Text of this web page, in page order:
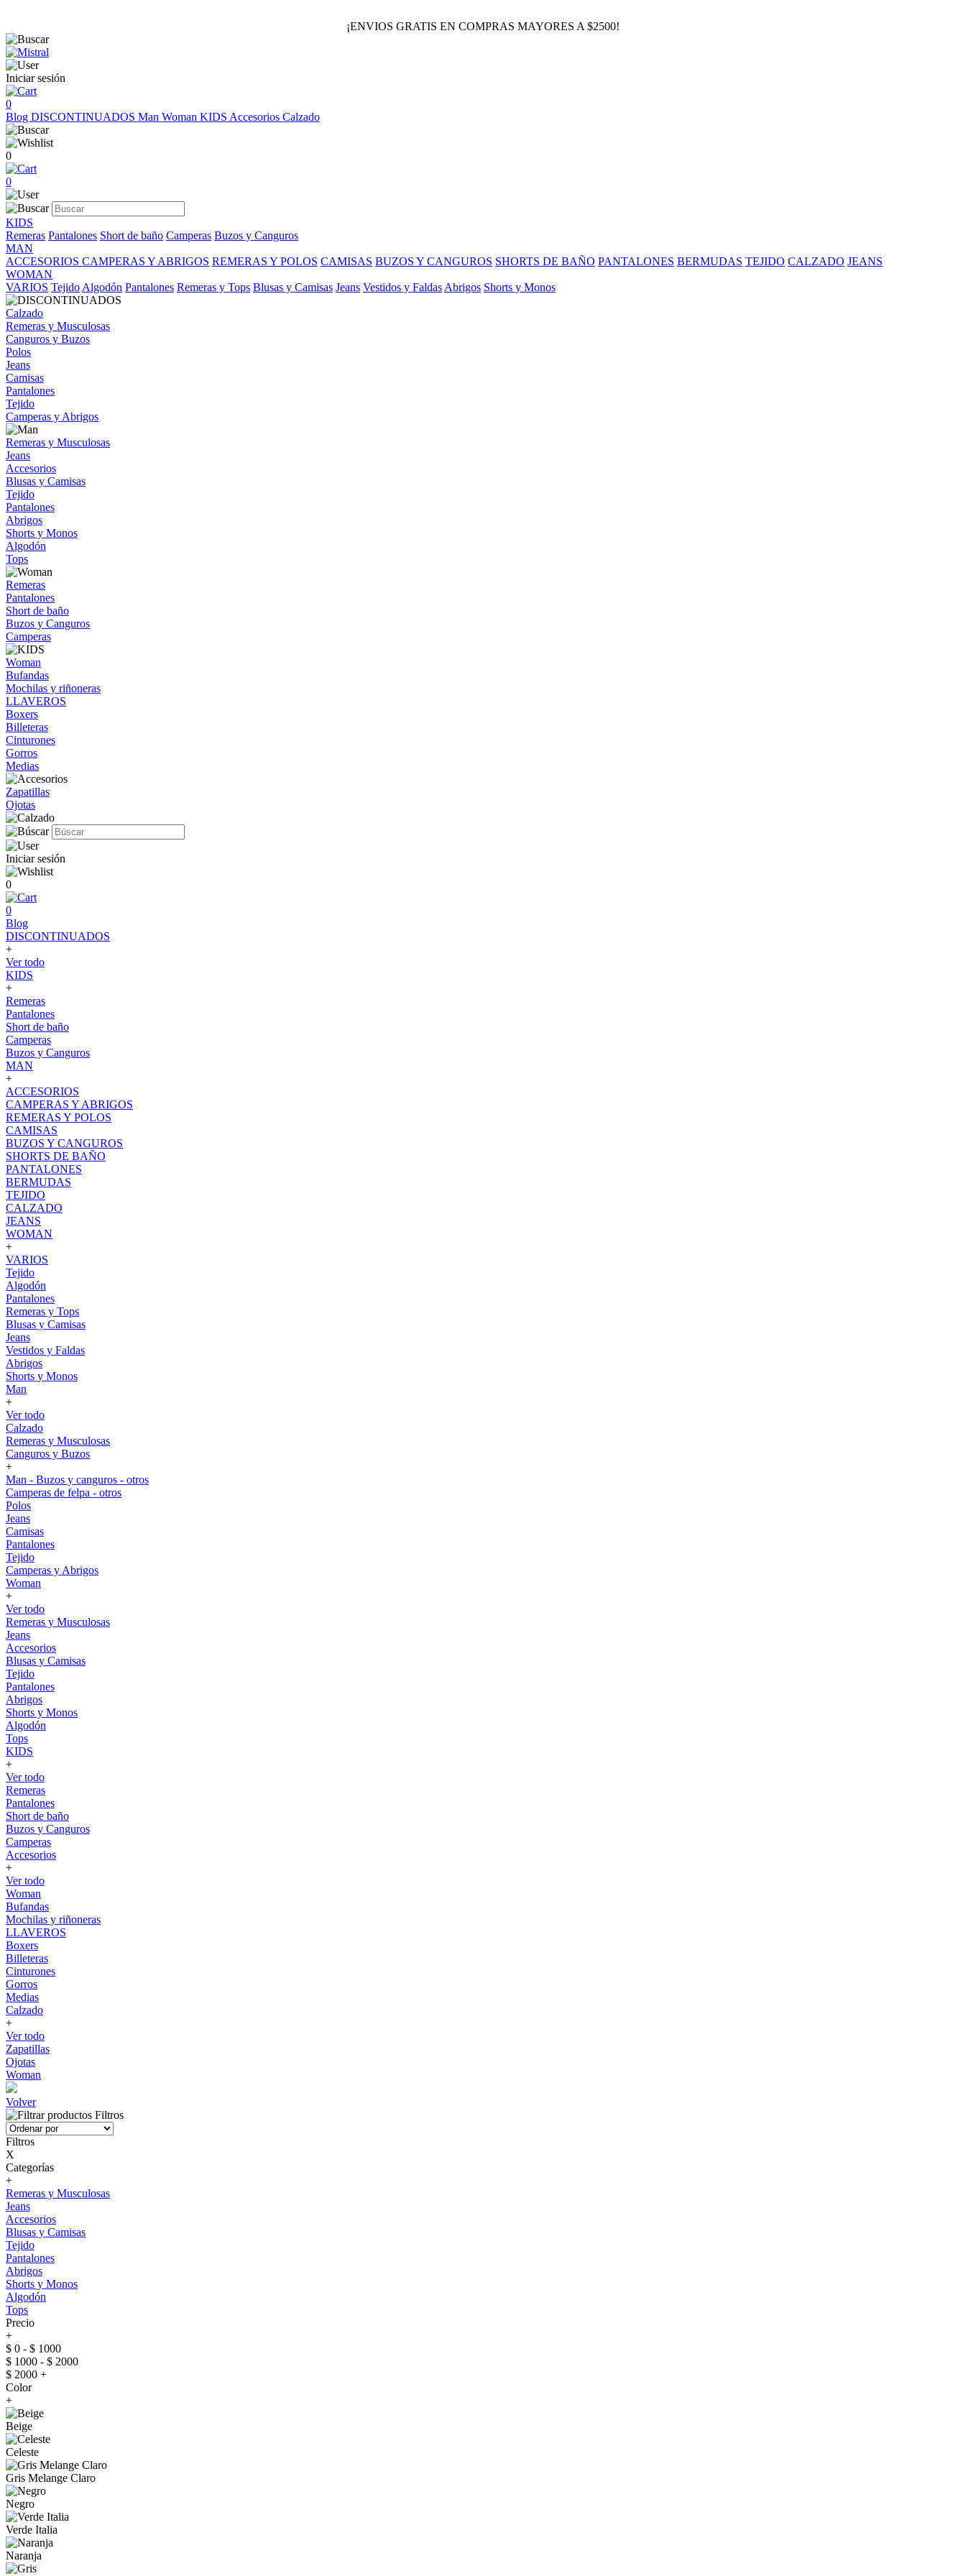
¡ENVIOS GRATIS EN COMPRAS MAYORES A $2500!
Iniciar sesión
0
Blog DISCONTINUADOS Man Woman KIDS Accesorios Calzado
0
0
KIDS
Remeras Pantalones Short de baño Camperas Buzos y Canguros
MAN
ACCESORIOS CAMPERAS Y ABRIGOS REMERAS Y POLOS CAMISAS BUZOS Y CANGUROS SHORTS DE BAÑO PANTALONES BERMUDAS TEJIDO CALZADO JEANS
WOMAN
VARIOS Tejido Algodón Pantalones Remeras y Tops Blusas y Camisas Jeans Vestidos y Faldas Abrigos Shorts y Monos
Calzado
Remeras y Musculosas
Canguros y Buzos
Polos
Jeans
Camisas
Pantalones
Tejido
Camperas y Abrigos
Remeras y Musculosas
Jeans
Accesorios
Blusas y Camisas
Tejido
Pantalones
Abrigos
Shorts y Monos
Algodón
Tops
Remeras
Pantalones
Short de baño
Buzos y Canguros
Camperas
Woman
Bufandas
Mochilas y riñoneras
LLAVEROS
Boxers
Billeteras
Cinturones
Gorros
Medias
Zapatillas
Ojotas
Iniciar sesión
0
0
Blog
DISCONTINUADOS
+
Ver todo
KIDS
+
Remeras
Pantalones
Short de baño
Camperas
Buzos y Canguros
MAN
+
ACCESORIOS
CAMPERAS Y ABRIGOS
REMERAS Y POLOS
CAMISAS
BUZOS Y CANGUROS
SHORTS DE BAÑO
PANTALONES
BERMUDAS
TEJIDO
CALZADO
JEANS
WOMAN
+
VARIOS
Tejido
Algodón
Pantalones
Remeras y Tops
Blusas y Camisas
Jeans
Vestidos y Faldas
Abrigos
Shorts y Monos
Man
+
Ver todo
Calzado
Remeras y Musculosas
Canguros y Buzos
+
Man - Buzos y canguros - otros
Camperas de felpa - otros
Polos
Jeans
Camisas
Pantalones
Tejido
Camperas y Abrigos
Woman
+
Ver todo
Remeras y Musculosas
Jeans
Accesorios
Blusas y Camisas
Tejido
Pantalones
Abrigos
Shorts y Monos
Algodón
Tops
KIDS
+
Ver todo
Remeras
Pantalones
Short de baño
Buzos y Canguros
Camperas
Accesorios
+
Ver todo
Woman
Bufandas
Mochilas y riñoneras
LLAVEROS
Boxers
Billeteras
Cinturones
Gorros
Medias
Calzado
+
Ver todo
Zapatillas
Ojotas
Woman
Volver
Filtros
Filtros
X
Categorías
+
Remeras y Musculosas
Jeans
Accesorios
Blusas y Camisas
Tejido
Pantalones
Abrigos
Shorts y Monos
Algodón
Tops
Precio
+
$ 0 - $ 1000
$ 1000 - $ 2000
$ 2000 +
Color
+
Beige
Celeste
Gris Melange Claro
Negro
Verde Italia
Naranja